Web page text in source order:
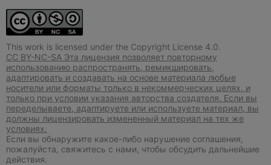
This work is licensed under the Copyright License 4.0.
CC BY-NC-SA Эта лицензия позволяет повторному
использованию распространять, ремикшировать,
адаптировать и создавать на основе материала любые
носители или форматы только в некоммерческих целях, и
только при условии указания авторства создателя. Если вы
переделываете, адаптируете или используете материал, вы
должны лицензировать измененный материал на тех же
условиях.
Если вы обнаружите какое-либо нарушение соглашения,
пожалуйста, свяжитесь с нами, чтобы обсудить дальнейшие
действия.